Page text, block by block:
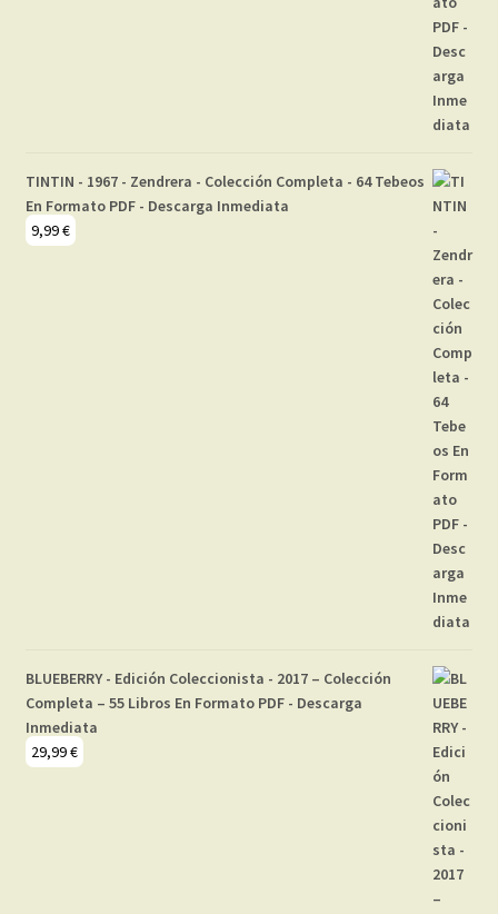
TINTIN - 1967 - Zendrera - Colección Completa - 64 Tebeos
En Formato PDF - Descarga Inmediata
9,99€
BLUEBERRY - Edición Coleccionista - 2017 – Colección
Completa – 55 Libros En Formato PDF - Descarga
Inmediata
29,99€